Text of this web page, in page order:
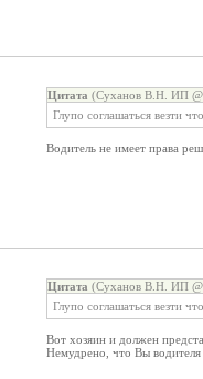
Цитата (Суханов В.Н. ИП
Глупо соглашаться везти
Водитель не имеет права
Цитата (Суханов В.Н. ИП
Глупо соглашаться везти
Вот хозяин и должен
Немудрено, что Вы